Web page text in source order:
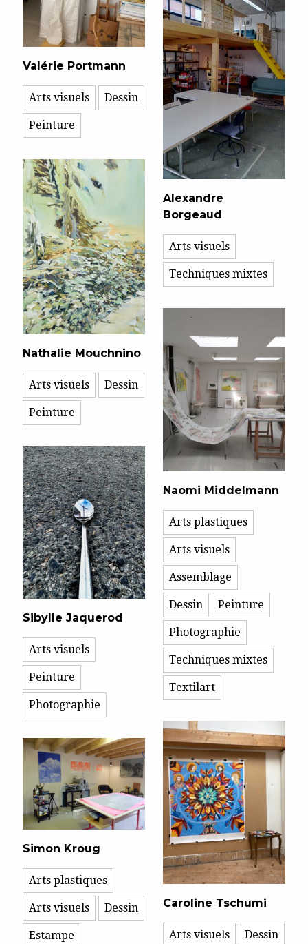
Valérie Portmann
Arts visuels Dessin
Peinture
Alexandre
Borgeaud
Arts visuels
Techniques mixtes
Nathalie Mouchnino
Arts visuels Dessin
Peinture
Naomi Middelmann
Arts plastiques
Arts visuels
Assemblage
Dessin Peinture
Photographie
Techniques mixtes
Textilart
Sibylle Jaquerod
Arts visuels
Peinture
Photographie
Caroline Tschumi
Arts visuels Dessin
Simon Kroug
Arts plastiques
Arts visuels Dessin
Estampe